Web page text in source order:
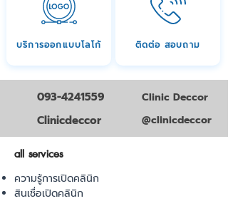
บริการออกแบบโลโก้ ติดต่อ สอบถาม
093-4241559
Clinicdeccor
Clinic Deccor
@clinicdeccor
all services
ความรู้การเปิดคลินิก
สินเชื่อเปิดคลินิก